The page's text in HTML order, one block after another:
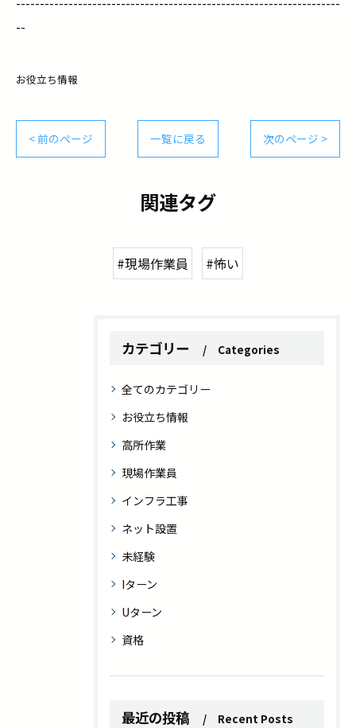
--
お役立ち情報
< 前のページ 一覧に戻る 次のページ >
関連タグ
#現場作業員 #怖い
カテゴリー Categories
全てのカテゴリー
お役立ち情報
高所作業
現場作業員
インフラ工事
ネット設置
未経験
Iターン
Uターン
資格
最近の投稿 Recent Posts